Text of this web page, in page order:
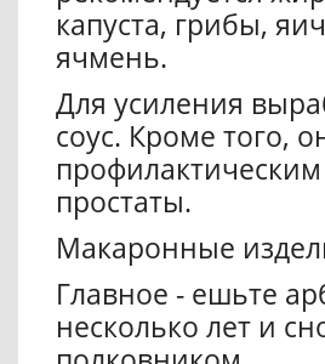
капуста, грибы,
ячмень.
Для усиления
соус. Кроме того,
простаты.
Макаронные
Главное - ешьте
несколько лет и